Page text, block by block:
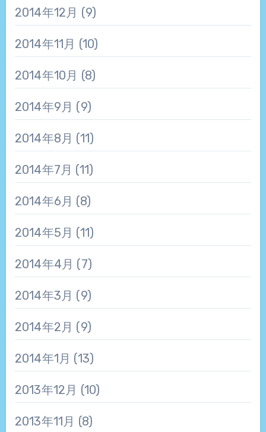
2014年12月 (9)
2014年11月 (10)
2014年10月 (8)
2014年9月 (9)
2014年8月 (11)
2014年7月 (11)
2014年6月 (8)
2014年5月 (11)
2014年4月 (7)
2014年3月 (9)
2014年2月 (9)
2014年1月 (13)
2013年12月 (10)
2013年11月 (8)